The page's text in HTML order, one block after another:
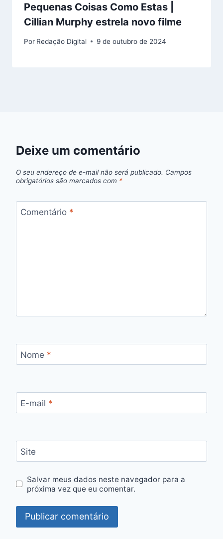
Pequenas Coisas Como Estas |
Cillian Murphy estrela novo filme
Por Redação Digital 9 de outubro de 2024
Deixe um comentário
O seu endereço de e-mail não será publicado. Campos
obrigatórios são marcados com *
Comentário *
Nome *
E-mail *
Site
Salvar meus dados neste navegador para a
próxima vez que eu comentar.